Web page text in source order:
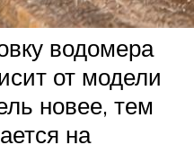
водомера
от модели
новее, тем
на